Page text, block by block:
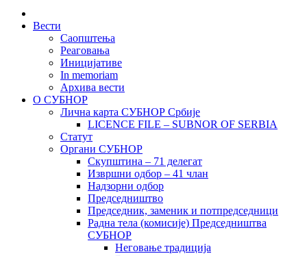
Вести
Саопштења
Реаговања
Иницијативе
In memoriam
Архива вести
О СУБНОР
Лична карта СУБНОР Србије
LICENCE FILE – SUBNOR OF SERBIA
Статут
Органи СУБНОР
Скупштина – 71 делегат
Извршни одбор – 41 члан
Надзорни одбор
Председништво
Председник, заменик и потпредседници
Радна тела (комисије) Председништва
СУБНОР
Неговање традиција